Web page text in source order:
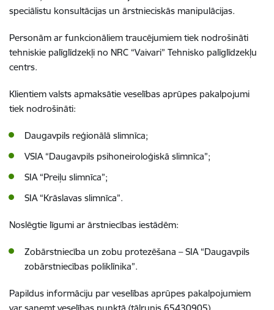
speciālistu konsultācijas un ārstnieciskās manipulācijas.
Personām ar funkcionāliem traucējumiem tiek nodrošināti
tehniskie palīglīdzekļi no NRC “Vaivari” Tehnisko palīglīdzekļu
centrs.
Klientiem valsts apmaksātie veselības aprūpes pakalpojumi
tiek nodrošināti:
Daugavpils reģionālā slimnīca;
VSIA “Daugavpils psihoneiroloģiskā slimnīca”;
SIA “Preiļu slimnīca”;
SIA “Krāslavas slimnīca”.
Noslēgtie līgumi ar ārstniecības iestādēm:
Zobārstniecība un zobu protezēšana – SIA “Daugavpils
zobārstniecības poliklīnika”.
Papildus informāciju par veselības aprūpes pakalpojumiem